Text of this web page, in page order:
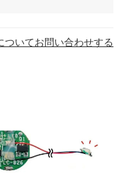
ついてお問い合わせする